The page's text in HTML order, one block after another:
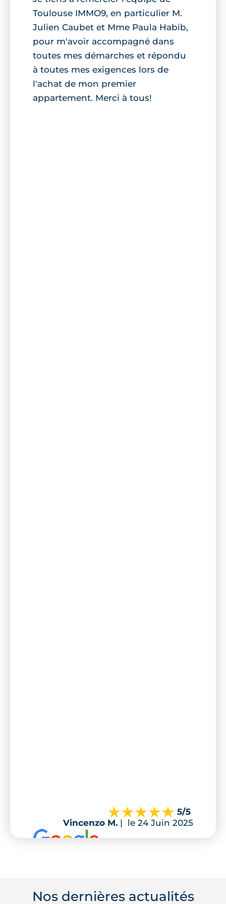
Toulouse IMMO9, en particulier M.
Julien Caubet et Mme Paula Habib,
pour m'avoir accompagné dans
toutes mes démarches et répondu
à toutes mes exigences lors de
l'achat de mon premier
appartement. Merci à tous!
5/5
Vincenzo M. | le 24 Juin 2025
Nos dernières actualités